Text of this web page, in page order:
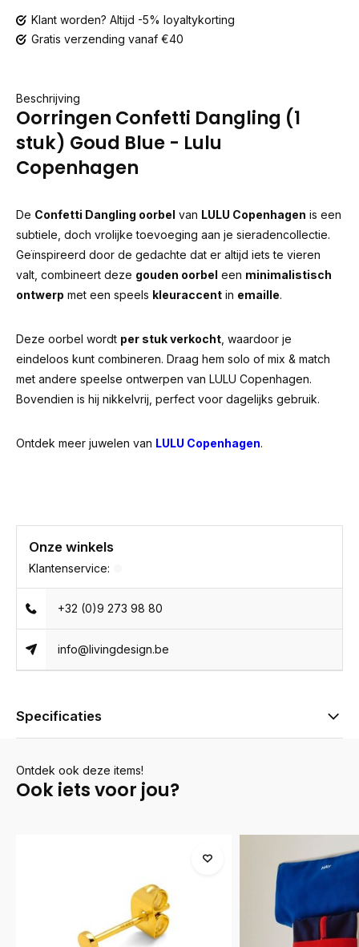
Klant worden? Altijd -5% loyaltykorting
Gratis verzending vanaf €40
Beschrijving
Oorringen Confetti Dangling (1
stuk) Goud Blue - Lulu
Copenhagen
De Confetti Dangling oorbel van LULU Copenhagen is een
subtiele, doch vrolijke toevoeging aan je sieradencollectie.
Geïnspireerd door de gedachte dat er altijd iets te vieren
valt, combineert deze gouden oorbel een minimalistisch
ontwerp met een speels kleuraccent in emaille.
Deze oorbel wordt per stuk verkocht , waardoor je
eindeloos kunt combineren. Draag hem solo of mix & match
met andere speelse ontwerpen van LULU Copenhagen.
Bovendien is hij nikkelvrij, perfect voor dagelijks gebruik.
Ontdek meer juwelen van LULU Copenhagen.
Onze winkels
Klantenservice:
+32 (0)9 273 98 80
info@livingdesign.be
Specificaties
Ontdek ook deze items!
Ook iets voor jou?